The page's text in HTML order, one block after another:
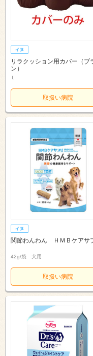
リラクッション用カバー（ブ
ン）
Ｌ
取扱い病院
関節わんわん ＨＭＢケアサ
42g/袋 犬用
取扱い病院